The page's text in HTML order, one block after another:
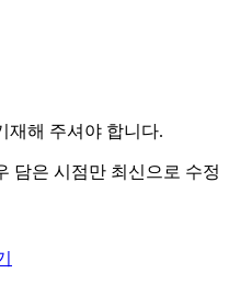
재해 주셔야 합니다.
담은 시점만 최신으로 수정